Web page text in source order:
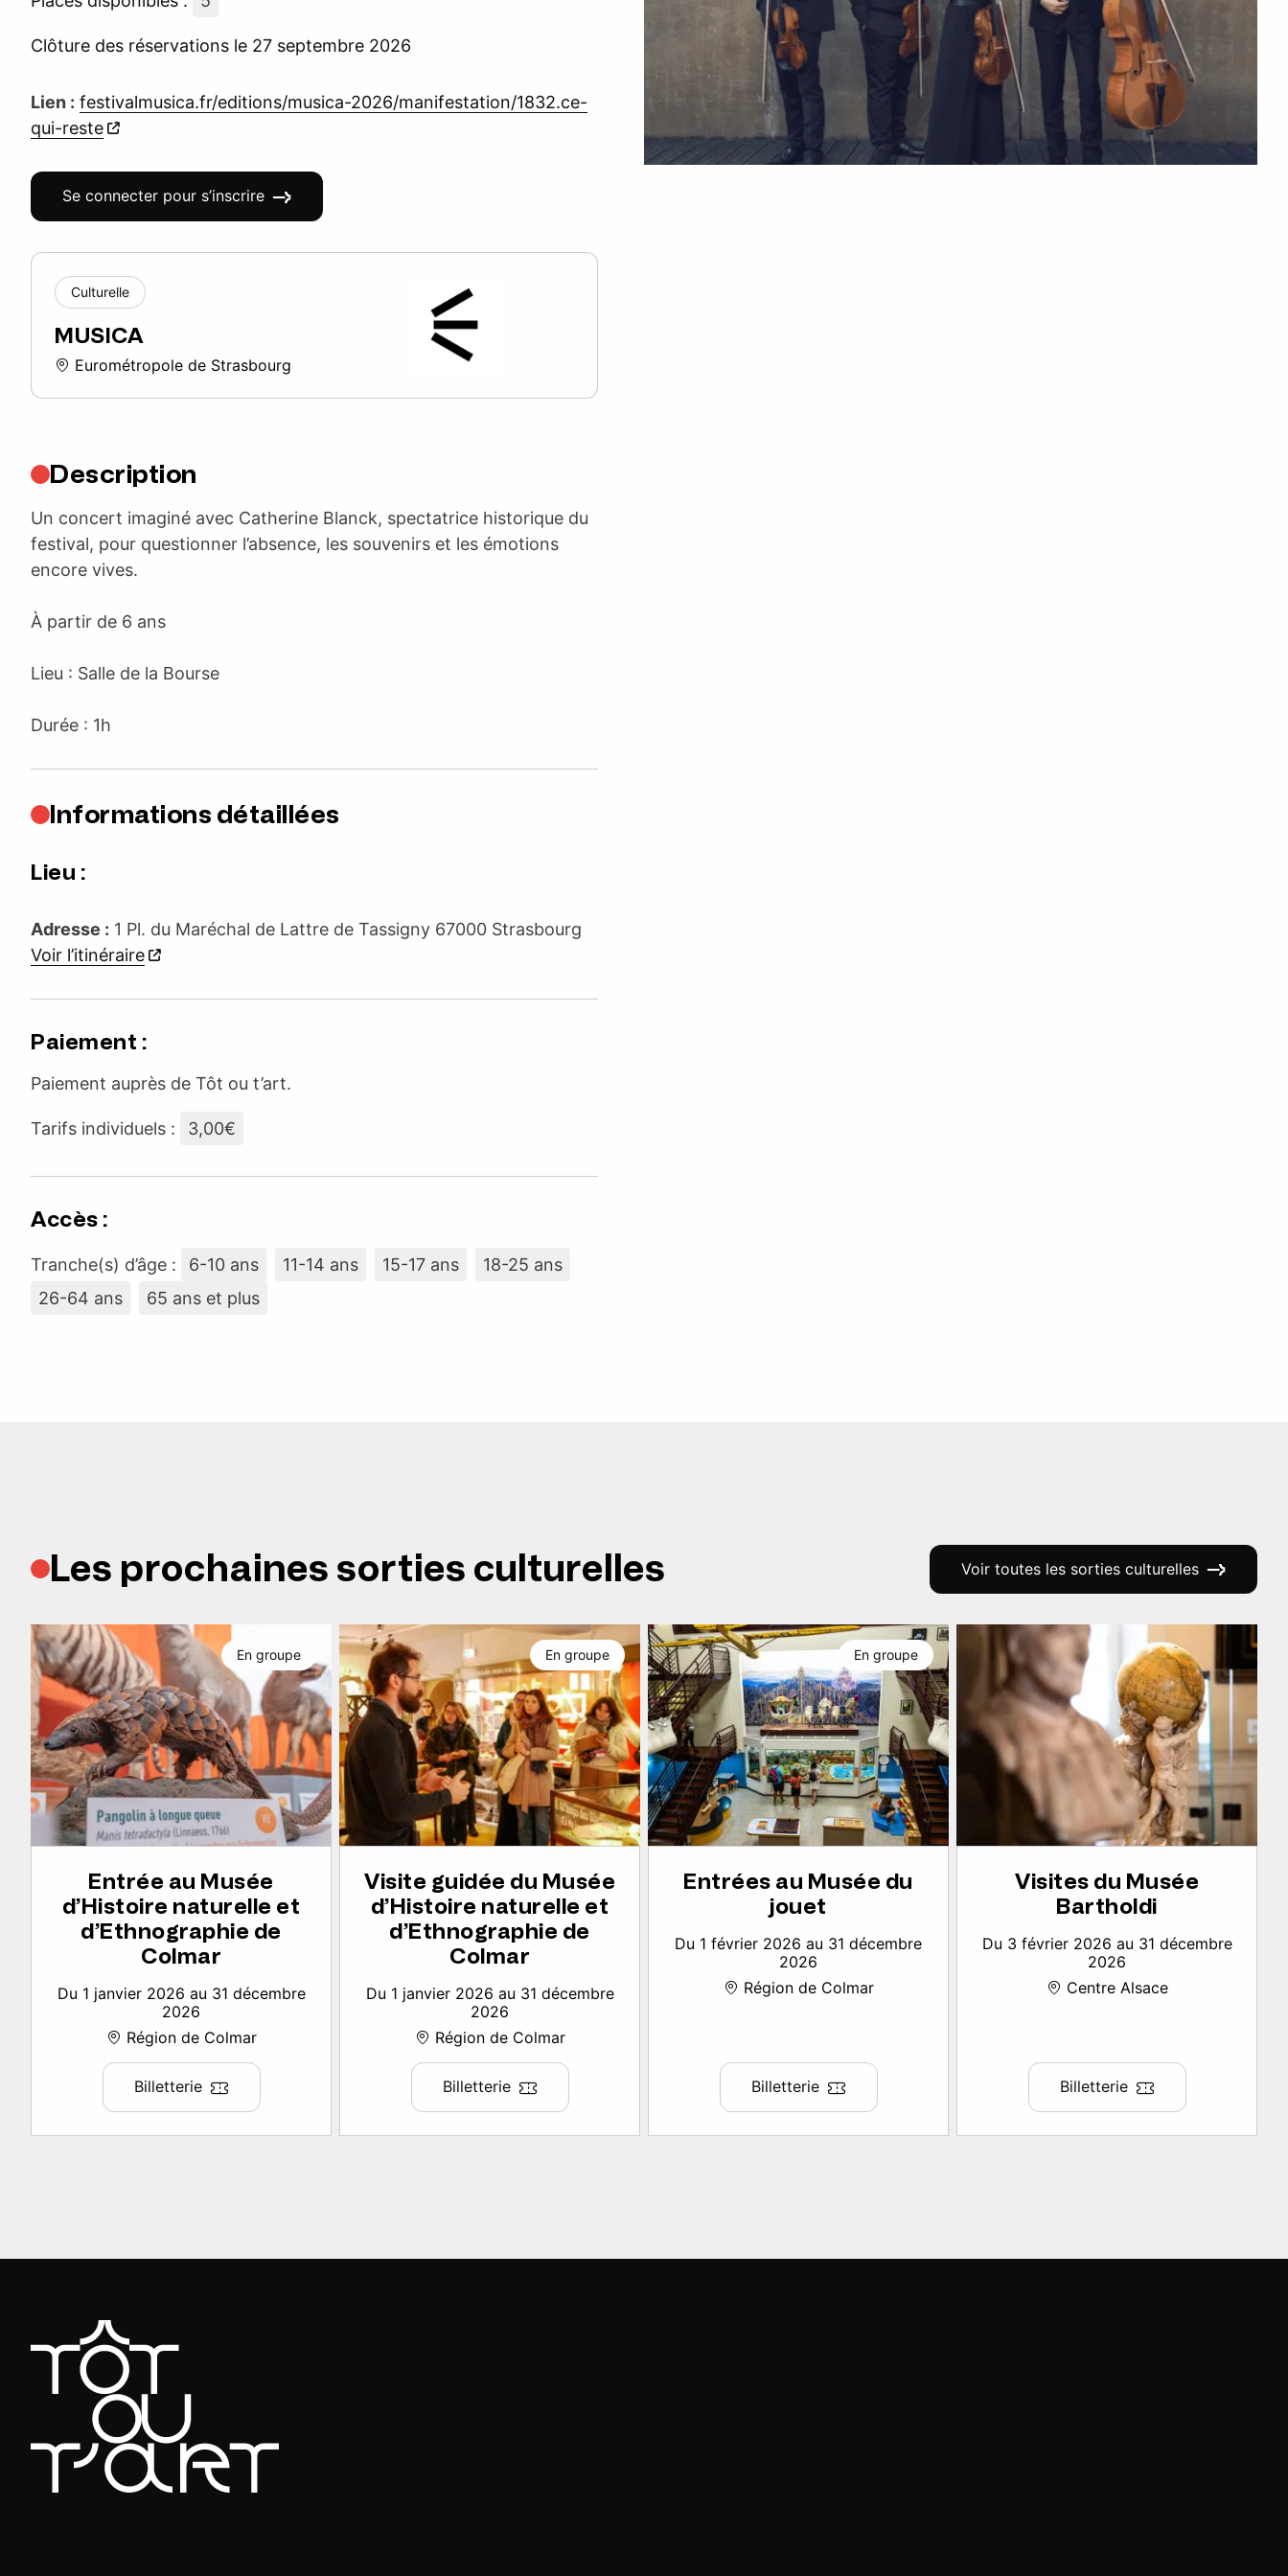
Clôture des réservations le 27 septembre 2026
Lien : festivalmusica.fr/editions/musica-2026/manifestation/1832.ce-
qui-reste
Se connecter pour s’inscrire
Culturelle
MUSICA
Eurométropole de Strasbourg
Description
Un concert imaginé avec Catherine Blanck, spectatrice historique du
festival, pour questionner l’absence, les souvenirs et les émotions
encore vives.
À partir de 6 ans
Lieu : Salle de la Bourse
Durée : 1h
Informations détaillées
Lieu :
Adresse : 1 Pl. du Maréchal de Lattre de Tassigny 67000 Strasbourg
Voir l’itinéraire
Paiement :
Paiement auprès de Tôt ou t’art.
Tarifs individuels : 3,00€
Accès :
Tranche(s) d’âge : 6-10 ans 11-14 ans 15-17 ans
18-25 ans
26-64 ans
65 ans et plus
Les prochaines sorties culturelles Voir toutes les sorties culturelles
Entrée au Musée
d’Histoire naturelle et
d’Ethnographie de
Colmar
Du 1 janvier 2026 au 31 décembre
2026
Région de Colmar
Billetterie
En groupe
Visite guidée du Musée
d’Histoire naturelle et
d’Ethnographie de
Colmar
Du 1 janvier 2026 au 31 décembre
2026
Région de Colmar
Billetterie
En groupe
Entrées au Musée du
jouet
Du 1 février 2026 au 31 décembre
2026
Région de Colmar
Billetterie
En groupe
Visites du Musée
Bartholdi
Du 3 février 2026 au 31 décembre
2026
Centre Alsace
Billetterie